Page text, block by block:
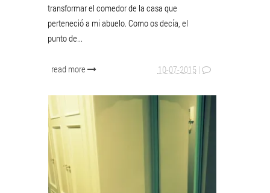
transformar el comedor de la casa que
perteneció a mi abuelo. Como os decía, el
punto de...
read more 10-07-2015 |